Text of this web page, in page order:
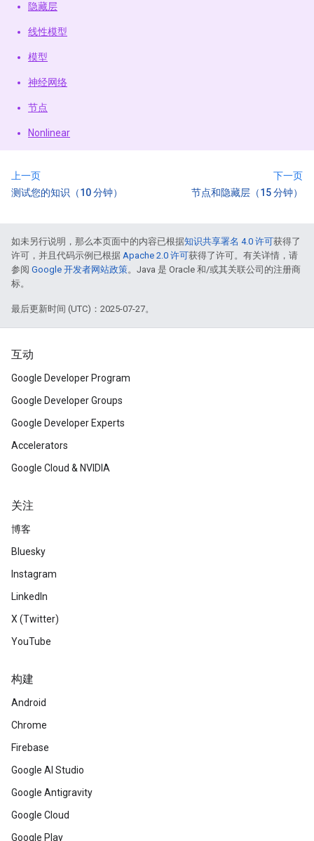
隐藏层
线性模型
模型
神经网络
节点
Nonlinear
上一页
测试您的知识（10 分钟）
下一页
节点和隐藏层（15 分钟）
如未另行说明，那么本页面中的内容已根据知识共享署名 4.0 许可获得了
许可，并且代码示例已根据 Apache 2.0 许可获得了许可。有关详情，请
参阅 Google 开发者网站政策。Java 是 Oracle 和/或其关联公司的注册商
标。
最后更新时间 (UTC)：2025-07-27。
互动
Google Developer Program
Google Developer Groups
Google Developer Experts
Accelerators
Google Cloud & NVIDIA
关注
博客
Bluesky
Instagram
LinkedIn
X (Twitter)
YouTube
构建
Android
Chrome
Firebase
Google AI Studio
Google Antigravity
Google Cloud
Google Play